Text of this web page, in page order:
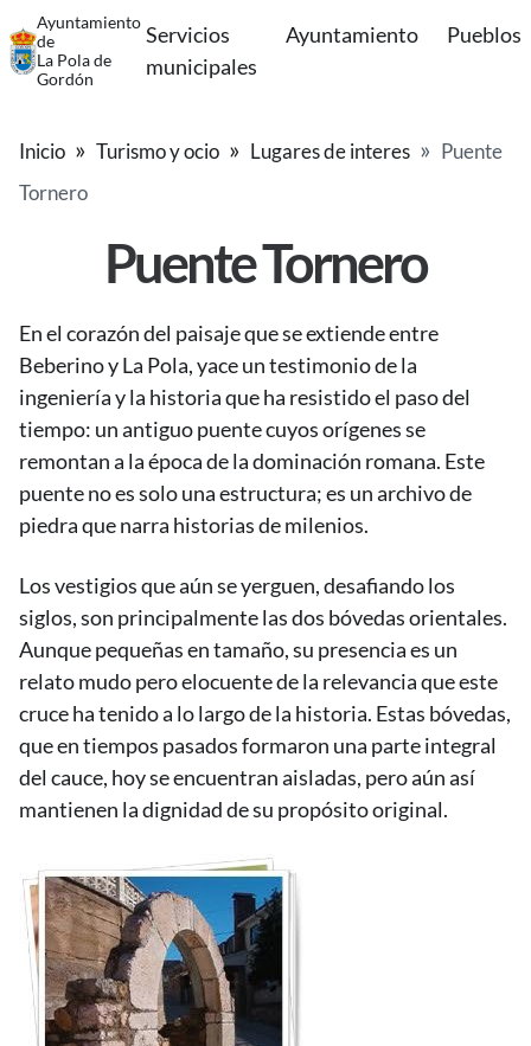
Ayuntamiento
de
La Pola de
Gordón
Servicios
municipales
Ayuntamiento Pueblos
Inicio Turismo y ocio Lugares de interes
Puente
Tornero
Puente Tornero
En el corazón del paisaje que se extiende entre
Beberino y La Pola, yace un testimonio de la
ingeniería y la historia que ha resistido el paso del
tiempo: un antiguo puente cuyos orígenes se
remontan a la época de la dominación romana. Este
puente no es solo una estructura; es un archivo de
piedra que narra historias de milenios.
Los vestigios que aún se yerguen, desafiando los
siglos, son principalmente las dos bóvedas orientales.
Aunque pequeñas en tamaño, su presencia es un
relato mudo pero elocuente de la relevancia que este
cruce ha tenido a lo largo de la historia. Estas bóvedas,
que en tiempos pasados formaron una parte integral
del cauce, hoy se encuentran aisladas, pero aún así
mantienen la dignidad de su propósito original.